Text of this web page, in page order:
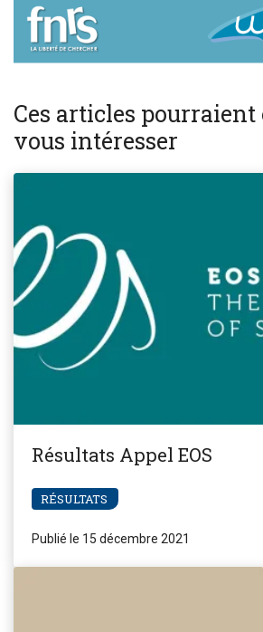
Ces articles
vous intéresser
Résultats Appel EOS
RÉSULTATS
Publié le 15 décembre 2021